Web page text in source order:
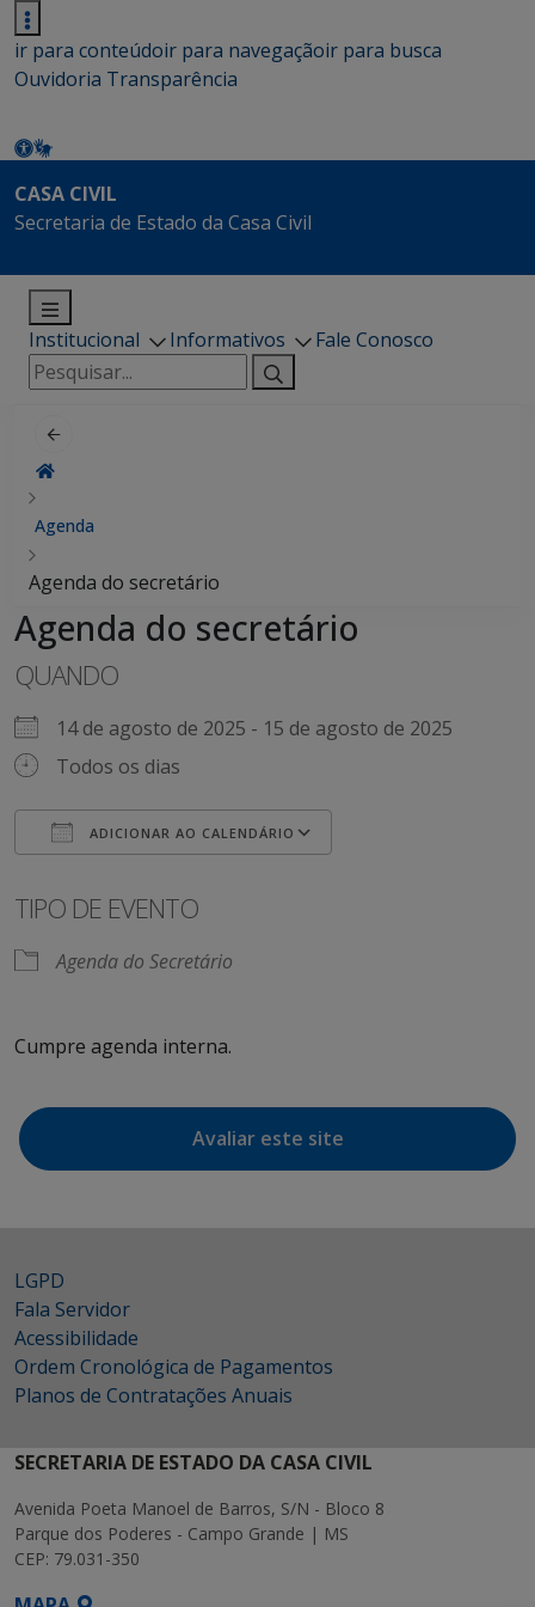
ir para conteúdoir para navegaçãoir para busca
Ouvidoria Transparência
CASA CIVIL
Secretaria de Estado da Casa Civil
Institucional Informativos
Fale Conosco
Pesquisar
por:
Agenda
Agenda do secretário
Agenda do secretário
QUANDO
14 de agosto de 2025 - 15 de agosto de 2025
Todos os dias
ADICIONAR AO CALENDÁRIO
TIPO DE EVENTO
Agenda do Secretário
Cumpre agenda interna.
Avaliar este site
LGPD
Fala Servidor
Acessibilidade
Ordem Cronológica de Pagamentos
Planos de Contratações Anuais
SECRETARIA DE ESTADO DA CASA CIVIL
Avenida Poeta Manoel de Barros, S/N - Bloco 8
Parque dos Poderes - Campo Grande | MS
CEP: 79.031-350